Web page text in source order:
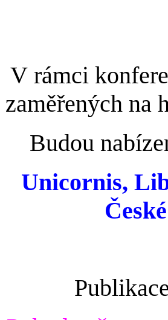
V rámci
zaměřených na
Budou
Unicornis,